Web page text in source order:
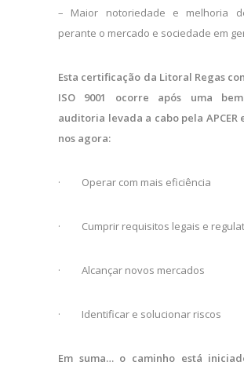
– Maior notoriedade e melhoria
perante o mercado e sociedade em
Esta certificação da Litoral Regas
ISO 9001 ocorre após uma
auditoria levada a cabo pela APCER
nos agora:
· Operar com mais eficiência
· Cumprir requisitos legais e
· Alcançar novos mercados
· Identificar e solucionar riscos
Em suma… o caminho está